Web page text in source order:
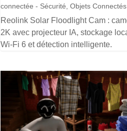
connectée - Sécurité ,Objets Connectés
Reolink Solar Floodlight Cam :
2K avec projecteur IA, stockage
Wi-Fi 6 et détection intelligente.